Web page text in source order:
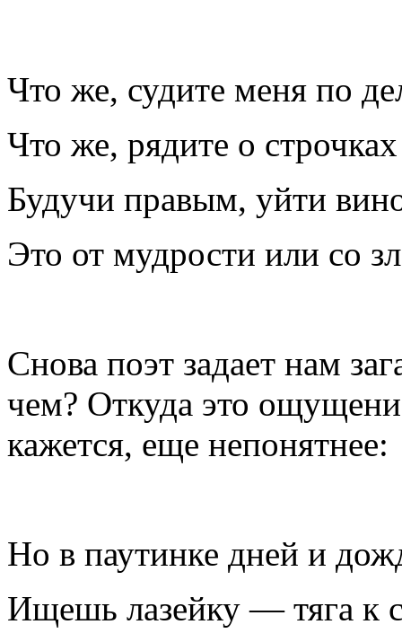
Что же, судите меня по
Что же, рядите о
Будучи правым, уйти
Это от мудрости или со
Снова поэт задает нам
чем? Откуда это
кажется, еще непонятнее:
Но в паутинке дней и
Ищешь лазейку — тяга к